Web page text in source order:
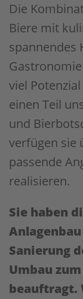
Die
Biere mit
spannendes
viel
einen Teil
und
verfügen sie
passende
realisieren.
Sie haben
Sanierung
Umbau
beauftragt.